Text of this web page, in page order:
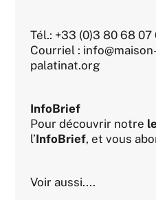
Tél.: +33 (0)3 80 68 07
Courriel :
palatinat.org
InfoBrief
Pour découvrir notre
l’InfoBrief, et vous
Voir aussi....